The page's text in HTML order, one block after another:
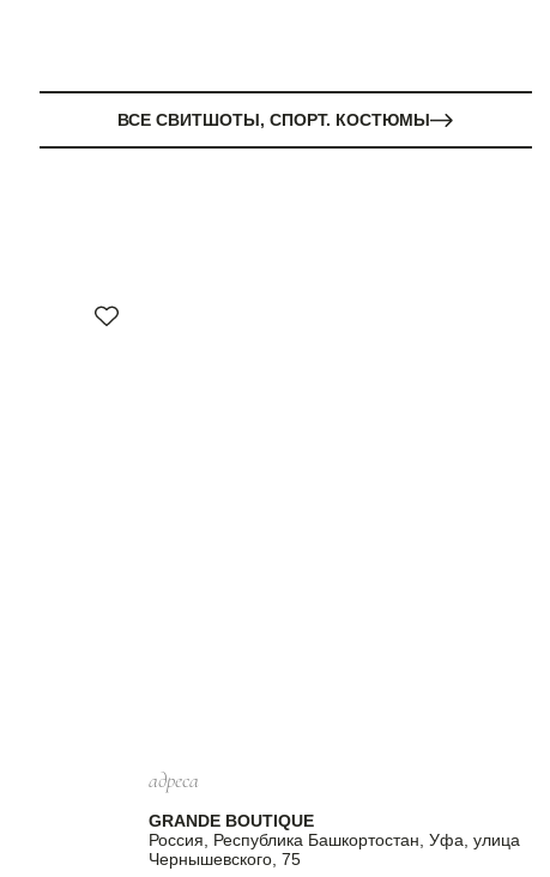
ВСЕ СВИТШОТЫ, СПОРТ. КОСТЮМЫ
адреса
GRANDE BOUTIQUE
Россия, Республика Башкортостан, Уфа, улица
Чернышевского, 75